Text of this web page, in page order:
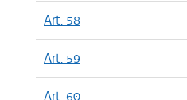
Art. 58
Art. 59
Art. 60